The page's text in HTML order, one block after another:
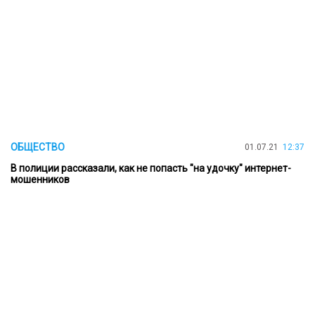
ОБЩЕСТВО 01.07.21 12:37
В полиции рассказали, как не попасть "на удочку" интернет-
мошенников